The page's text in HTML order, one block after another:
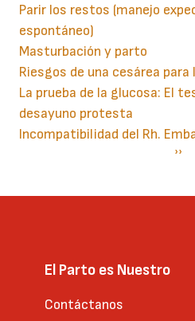
Parir los restos (manejo
espontáneo)
Masturbación y parto
Riesgos de una cesárea para
La prueba de la glucosa: El
desayuno protesta
Incompatibilidad del Rh.
››
El Parto es Nuestro
Contáctanos